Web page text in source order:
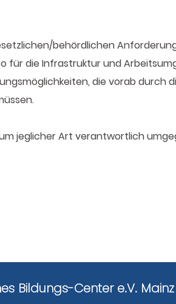
behördlichen
die Infrastruktur und
die vorab durch
jeglicher Art verantwortlich
Bildungs-Center e.V. Mainz